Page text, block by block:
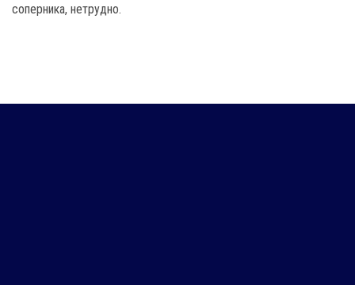
соперника, нетрудно.